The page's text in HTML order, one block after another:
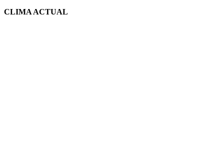
CLIMA ACTUAL